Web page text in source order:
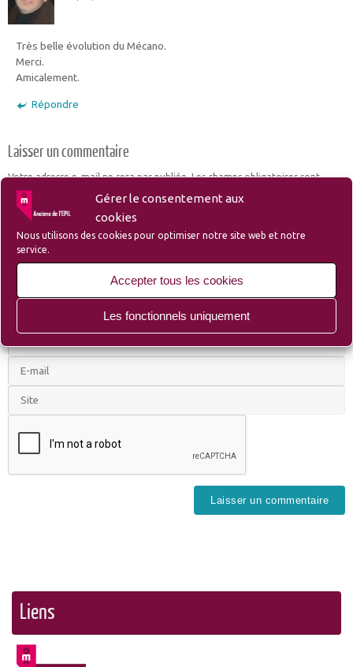
Gérer le consentement aux
cookies
Nous utilisons des cookies pour optimiser notre site web et notre
service.
Accepter tous les cookies
Les fonctionnels uniquement
Très belle évolution du Mécano.
Merci.
Amicalement.
Répondre
Laisser un commentaire
Votre adresse e-mail ne sera pas publiée. Les champs obligatoires sont
indiqués avec
Liens